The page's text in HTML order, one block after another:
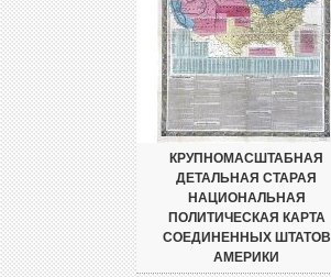
КРУПНОМАСШТАБНАЯ
ДЕТАЛЬНАЯ СТАРАЯ
НАЦИОНАЛЬНАЯ
ПОЛИТИЧЕСКАЯ КАРТА
СОЕДИНЕННЫХ ШТАТОВ
АМЕРИКИ